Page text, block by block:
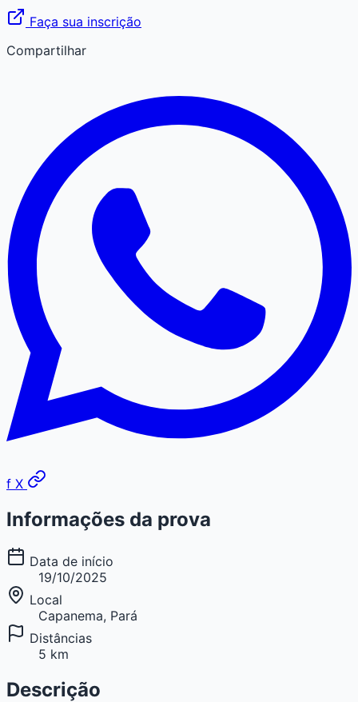
Faça sua inscrição
Compartilhar
f X
Informações da prova
Data de início
19/10/2025
Local
Capanema, Pará
Distâncias
5 km
Descrição